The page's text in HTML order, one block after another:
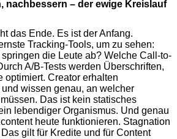
nachbessern – der ewige Kreislauf
das Ende. Es ist der Anfang.
Tracking-Tools, um zu sehen:
die Leute ab? Welche Call-to-
A/B-Tests werden Überschriften,
optimiert. Creator erhalten
wissen genau, an welcher
Das ist kein statisches
lebendiger Organismus. Und genau
heute funktionieren. Stagnation
gilt für Kredite und für Content